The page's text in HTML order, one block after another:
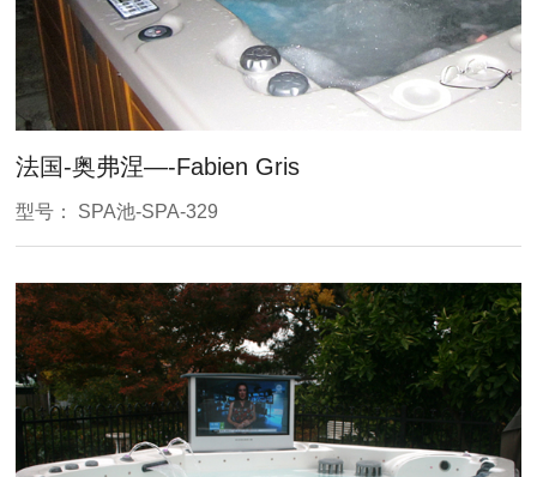
法国-奥弗涅—-Fabien Gris
型号： SPA池-SPA-329